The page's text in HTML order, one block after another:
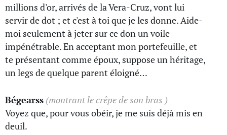
millions d'or, arrivés de la Vera-Cruz, vont lui
servir de dot ; et c'est à toi que je les donne. Aide-
moi seulement à jeter sur ce don un voile
impénétrable. En acceptant mon portefeuille, et
te présentant comme époux, suppose un héritage,
un legs de quelque parent éloigné…
Bégearss (montrant le crêpe de son bras )
Voyez que, pour vous obéir, je me suis déjà mis en
deuil.